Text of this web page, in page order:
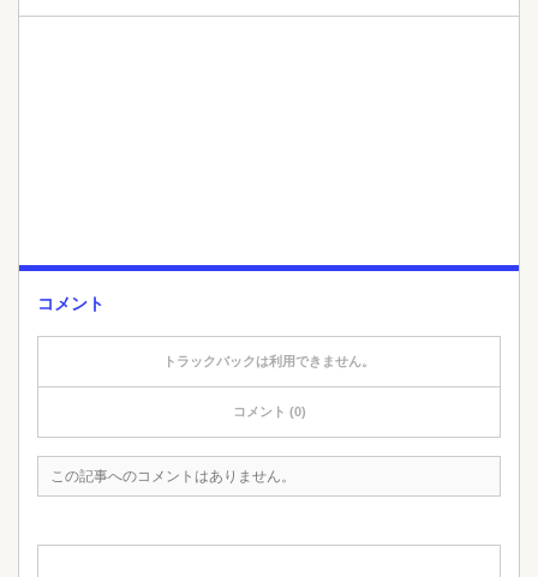
コメント
トラックバックは利用できません。
コメント (0)
この記事へのコメントはありません。